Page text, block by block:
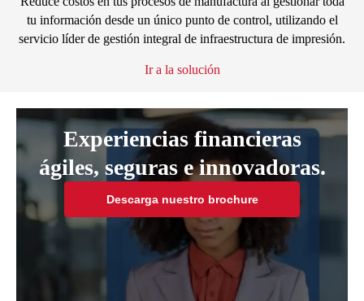
tu información desde un único punto de control, utilizando el
servicio líder de gestión integral de infraestructura de impresión.
Ir a la solución
Experiencias financieras
ágiles, seguras e innovadoras.
Descarga nuestro brochure